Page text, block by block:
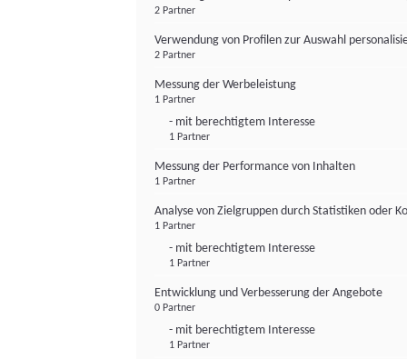
2 Partner
Verwendung von Profilen zur Auswahl
2 Partner
Messung der Werbeleistung
1 Partner
- mit berechtigtem Interesse
1 Partner
Messung der Performance von Inhalten
1 Partner
Analyse von Zielgruppen durch Statistiken oder
1 Partner
- mit berechtigtem Interesse
1 Partner
Entwicklung und Verbesserung der Angebote
0 Partner
- mit berechtigtem Interesse
1 Partner